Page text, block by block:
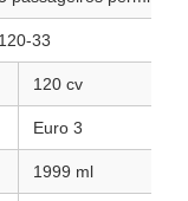
33
120 cv
Euro 3
1999 ml